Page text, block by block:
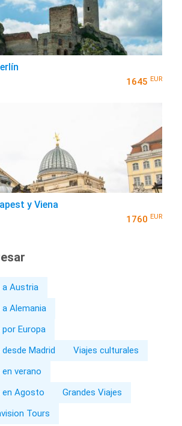
1645 EUR
y Viena
1760 EUR
a Austria
Alemania
Europa
Madrid
Viajes culturales
verano
en Agosto
Grandes Viajes
Tours